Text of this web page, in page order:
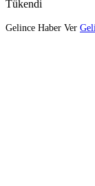
Tükendi
Gelince Haber Ver